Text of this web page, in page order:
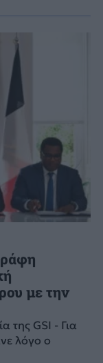
με την
της GSI - Για
λόγο ο